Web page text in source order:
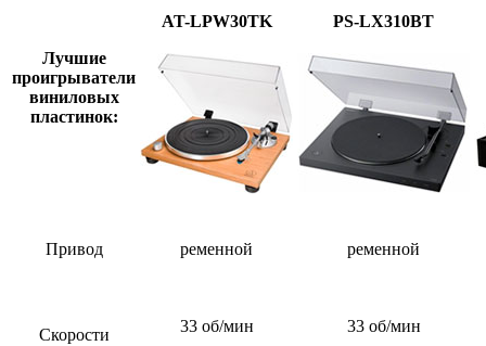
Лучшие
проигрыватели
виниловых
пластинок:
AT-LPW30TK
PS-LX310BT
Привод ременной ременной
Скорости
33 об/мин
33 об/мин